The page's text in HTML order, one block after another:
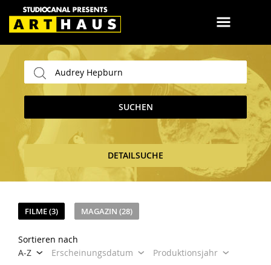
SUCHEN
DETAILSUCHE
FILME (3) MAGAZIN (28)
Sortieren nach
A-Z
Erscheinungsdatum Produktionsjahr